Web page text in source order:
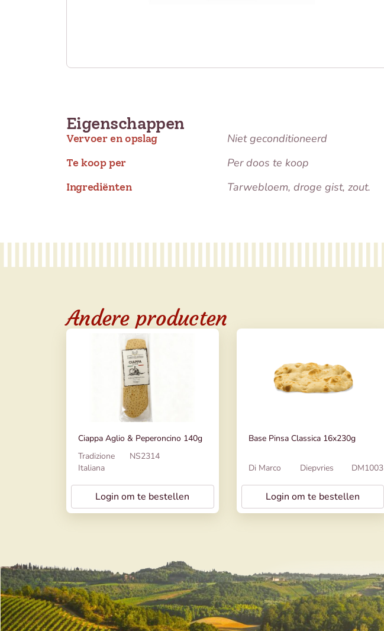
Eigenschappen
Vervoer en opslag Niet geconditioneerd
Te koop per Per doos te koop
Ingrediënten Tarwebloem, droge gist, zout.
Andere producten
Ciappa Aglio & Peperoncino 140g
Tradizione
Italiana
NS2314
Login om te bestellen
Base Pinsa Classica 16x230g
Di Marco Diepvries DM1003
Login om te bestellen